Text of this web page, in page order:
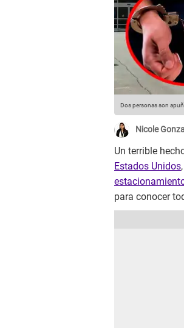
Dos personas son
Nicole
Un terrible
Estados Unidos
para conocer